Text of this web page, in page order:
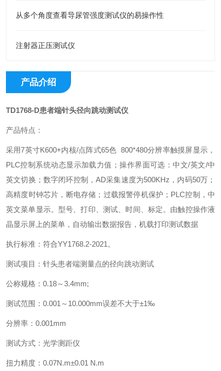
从多个角度查看导尿管强度测试仪的易操作性
注射器正压测试仪
产品介绍
TD1768-D患者端针头径向跳动测试仪
产品特点：
采用7英寸K600+内核/点阵式65色 800*480分辨率触摸屏显示，
PLC控制系统动态显示加载力值；操作界面可选：中文/英文/中
英文切换；数字闭环控制，AD采集速度为500KHz，内码50万；
高精度时钟芯片，断电存储；过载报警停机保护；PLC控制，中
英文菜单显示。型号、打印、测试、时间、标定。由触控操作液
晶显示屏上的菜单，自动输出数据报告，机载打印测试数据
执行标准：符合YY1768.2-2021。
测试项目：针头患者端测量点的径向跳动测试
公称规格：0.18～3.4mm;
测试范围：0.001～10.000mm误差不大于±1‰
分辨率：0.001mm
测试方式：光学测距仪
扭力精度：0.07N.m±0.01 N.m